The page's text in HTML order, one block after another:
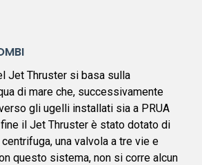
Jet Thruster si basa sulla
di mare che, successivamente
gli ugelli installati sia a PRUA
il Jet Thruster è stato dotato di
una valvola a tre vie e
questo sistema, non si corre alcun